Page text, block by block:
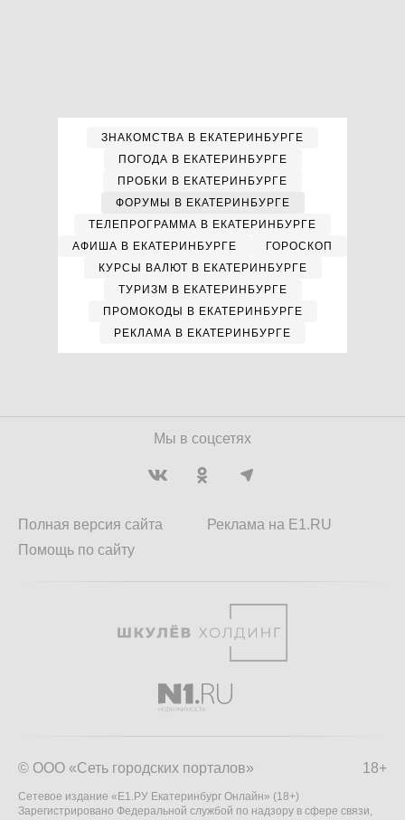
ЗНАКОМСТВА В ЕКАТЕРИНБУРГЕ
ПОГОДА В ЕКАТЕРИНБУРГЕ
ПРОБКИ В ЕКАТЕРИНБУРГЕ
ФОРУМЫ В ЕКАТЕРИНБУРГЕ
ТЕЛЕПРОГРАММА В ЕКАТЕРИНБУРГЕ
АФИША В ЕКАТЕРИНБУРГЕ
ГОРОСКОП
КУРСЫ ВАЛЮТ В ЕКАТЕРИНБУРГЕ
ТУРИЗМ В ЕКАТЕРИНБУРГЕ
ПРОМОКОДЫ В ЕКАТЕРИНБУРГЕ
РЕКЛАМА В ЕКАТЕРИНБУРГЕ
Мы в соцсетях
Полная версия сайта
Помощь по сайту
Реклама на E1.RU
18+
© ООО «Сеть городских порталов»
Сетевое издание «Е1.РУ Екатеринбург Онлайн» (18+)
Зарегистрировано Федеральной службой по надзору в сфере связи,